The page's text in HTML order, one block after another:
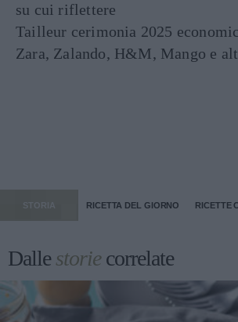
su cui riflettere
Tailleur cerimonia 2025
Zara, Zalando, H&M, Mango e
STORIA RICETTA DEL GIORNO RICETTE
Dallestoriecorrelate